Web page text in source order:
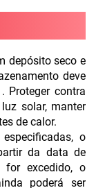
depósito seco e
deve
contra
solar, manter
de calor.
o
da data de
for excedido, o
poderá ser